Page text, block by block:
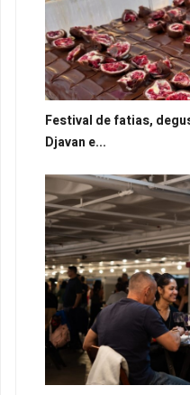
Festival de fatias,
Djavan e...